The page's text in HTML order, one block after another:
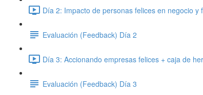
Día 2: Impacto de personas felices en negocio
Evaluación (Feedback) Día 2
Día 3: Accionando empresas felices + caja de
Evaluación (Feedback) Día 3